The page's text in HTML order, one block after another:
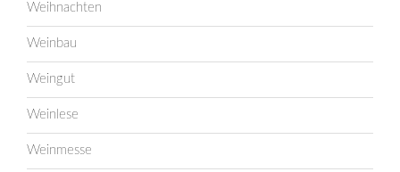
Weihnachten
Weinbau
Weingut
Weinlese
Weinmesse